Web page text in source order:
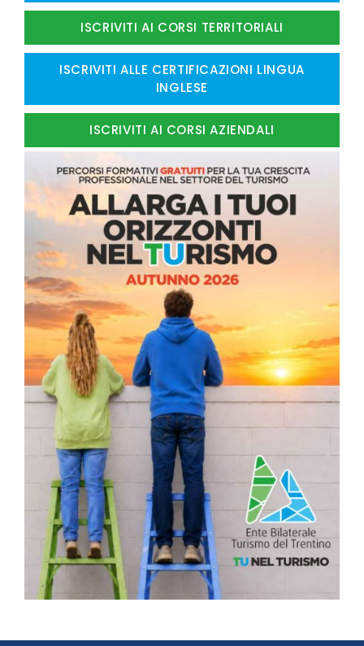
ISCRIVITI AI CORSI TERRITORIALI
ISCRIVITI ALLE CERTIFICAZIONI LINGUA
INGLESE
ISCRIVITI AI CORSI AZIENDALI